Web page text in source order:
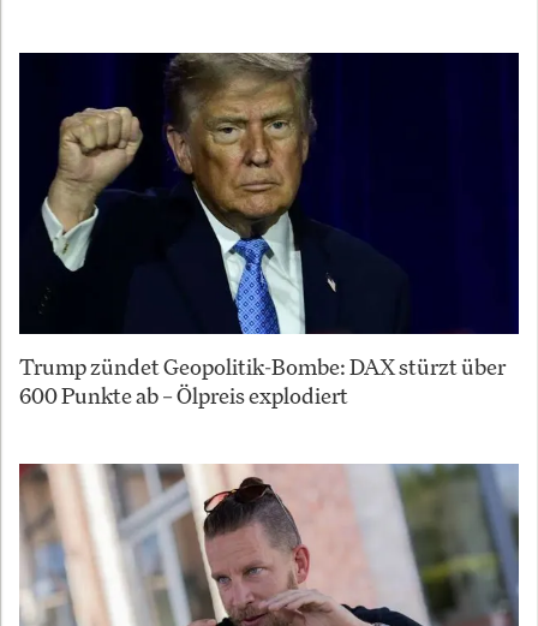
Trump zündet Geopolitik-Bombe: DAX stürzt über
600 Punkte ab – Ölpreis explodiert